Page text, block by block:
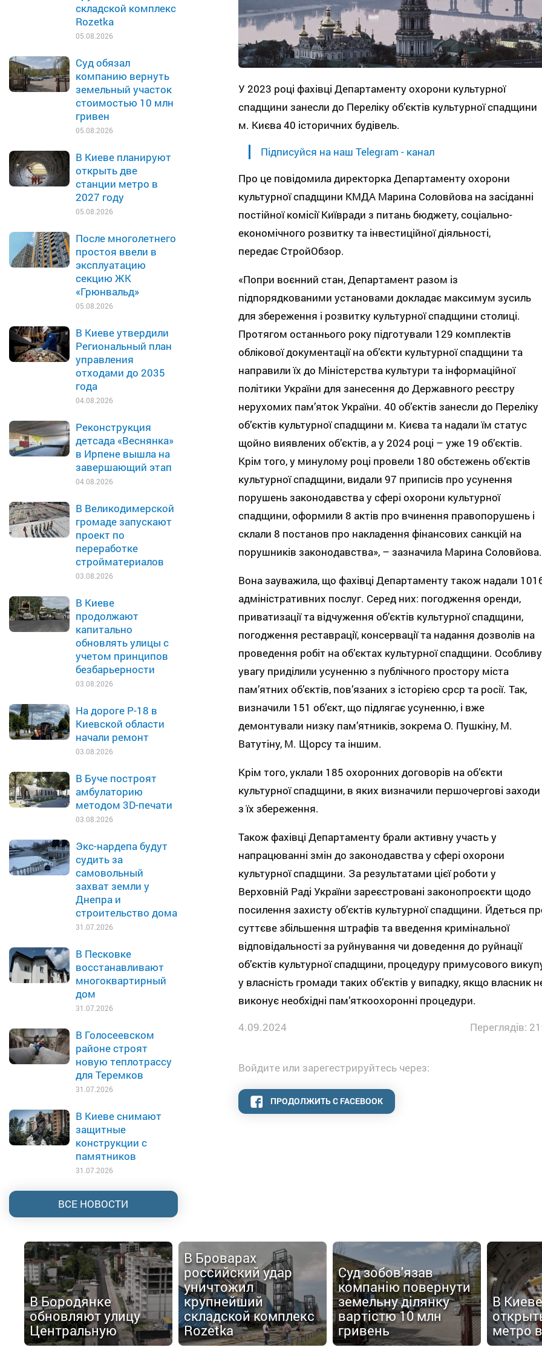
складской комплекс
Rozetka
05.08.2026
Суд обязал
компанию вернуть
земельный участок
стоимостью 10 млн
гривен
05.08.2026
В Киеве планируют
открыть две
станции метро в
2027 году
05.08.2026
После многолетнего
простоя ввели в
эксплуатацию
секцию ЖК
«Грюнвальд»
05.08.2026
В Киеве утвердили
Региональный план
управления
отходами до 2035
года
04.08.2026
Реконструкция
детсада «Веснянка»
в Ирпене вышла на
завершающий этап
04.08.2026
В Великодимерской
громаде запускают
проект по
переработке
стройматериалов
03.08.2026
В Киеве
продолжают
капитально
обновлять улицы с
учетом принципов
безбарьерности
03.08.2026
На дороге Р-18 в
Киевской области
начали ремонт
03.08.2026
В Буче построят
амбулаторию
методом 3D-печати
03.08.2026
Экс-нардепа будут
судить за
самовольный
захват земли у
Днепра и
строительство дома
31.07.2026
В Песковке
восстанавливают
многоквартирный
дом
31.07.2026
В Голосеевском
районе строят
новую теплотрассу
для Теремков
31.07.2026
В Киеве снимают
защитные
конструкции с
памятников
31.07.2026
ВСЕ НОВОСТИ
У 2023 році фахівці Департаменту охорони культурної
спадщини занесли до Переліку об’єктів культурної спадщини
м. Києва 40 історичних будівель.
Підписуйся на наш Telegram - канал
Про це повідомила директорка Департаменту охорони
культурної спадщини КМДА Марина Соловйова на засіданні
постійної комісії Київради з питань бюджету, соціально-
економічного розвитку та інвестиційної діяльності,
передає СтройОбзор.
«Попри воєнний стан, Департамент разом із
підпорядкованими установами докладає максимум зусиль
для збереження і розвитку культурної спадщини столиці.
Протягом останнього року підготували 129 комплектів
облікової документації на об’єкти культурної спадщини та
направили їх до Міністерства культури та інформаційної
політики України для занесення до Державного реєстру
нерухомих пам’яток України. 40 об’єктів занесли до Переліку
об’єктів культурної спадщини м. Києва та надали їм статус
щойно виявлених об’єктів, а у 2024 році – уже 19 об’єктів.
Крім того, у минулому році провели 180 обстежень об’єктів
культурної спадщини, видали 97 приписів про усунення
порушень законодавства у сфері охорони культурної
спадщини, оформили 8 актів про вчинення правопорушень і
склали 8 постанов про накладення фінансових санкцій на
порушників законодавства», – зазначила Марина Соловйова.
Вона зауважила, що фахівці Департаменту також надали
адміністративних послуг. Серед них: погодження оренди,
приватизації та відчуження об’єктів культурної спадщини,
погодження реставрації, консервації та надання дозволів на
проведення робіт на об’єктах культурної спадщини. Особливу
увагу приділили усуненню з публічного простору міста
пам’ятних об’єктів, пов’язаних з історією срср та росії. Так,
визначили 151 об’єкт, що підлягає усуненню, і вже
демонтували низку пам’ятників, зокрема О. Пушкіну, М.
Ватутіну, М. Щорсу та іншим.
Крім того, уклали 185 охоронних договорів на об’єкти
культурної спадщини, в яких визначили першочергові заходи
з їх збереження.
Також фахівці Департаменту брали активну участь у
напрацюванні змін до законодавства у сфері охорони
культурної спадщини. За результатами цієї роботи у
Верховній Раді України зареєстровані законопроєкти щодо
посилення захисту об’єктів культурної спадщини. Йдеться
суттєве збільшення штрафів та введення кримінальної
відповідальності за руйнування чи доведення до руйнації
об’єктів культурної спадщини, процедуру примусового
у власність громади таких об’єктів у випадку, якщо власник
виконує необхідні пам’яткоохоронні процедури.
4.09.2024
Переглядів:
Войдите или зарегестрируйтесь через:
ПРОДОЛЖИТЬ С FACEBOOK
В Бородянке
обновляют улицу
Центральную
В Броварах
российский удар
уничтожил
крупнейший
складской комплекс
Rozetka
Суд зобов'язав
компанію повернути
земельну ділянку
вартістю 10 млн
гривень
В
метро